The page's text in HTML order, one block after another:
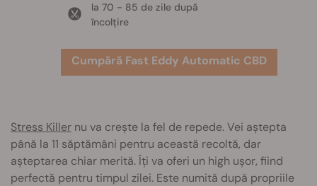
la 70 - 85 de zile după
încolțire
Cumpără Fast Eddy Automatic CBD
Stress Killer nu va crește la fel de repede. Vei aștepta
până la 11 săptămâni pentru această recoltă, dar
așteptarea chiar merită. Îți va oferi un high ușor, fiind
perfectă pentru timpul zilei. Este numită după propriile